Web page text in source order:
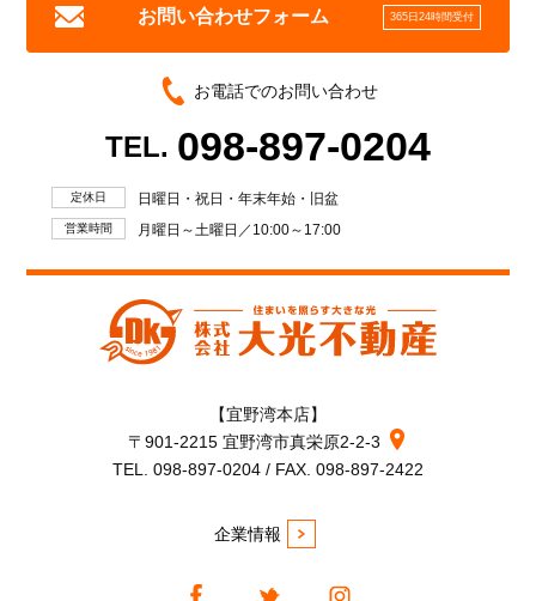
お問い合わせフォーム 365日24時間受付
お電話でのお問い合わせ
TEL. 098-897-0204
定休日 日曜日・祝日・年末年始・旧盆
営業時間 月曜日～土曜日／10:00～17:00
【宜野湾本店】
〒901-2215 宜野湾市真栄原2-2-3
TEL. 098-897-0204 / FAX. 098-897-2422
企業情報